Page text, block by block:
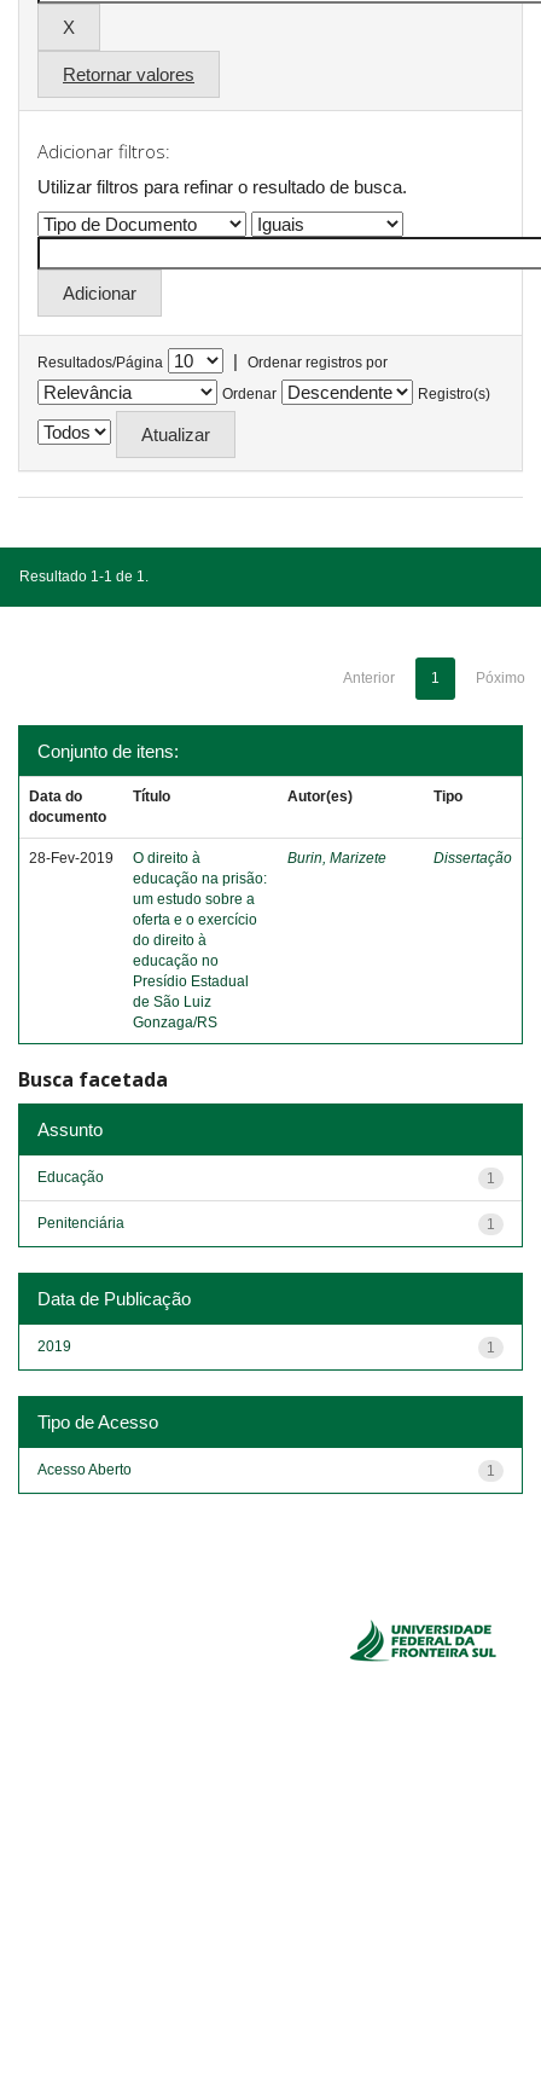
Retornar valores
Adicionar filtros:
Utilizar filtros para refinar o resultado de busca.
Resultados/Página |
Ordenar registros por
Ordenar
Registro(s)
Resultado 1-1 de 1.
Anterior 1 Póximo
Conjunto de itens:
Data do
documento
Título Autor(es) Tipo
28-Fev-2019
O direito à
educação na prisão:
um estudo sobre a
oferta e o exercício
do direito à
educação no
Presídio Estadual
de São Luiz
Gonzaga/RS
Burin, Marizete Dissertação
Busca facetada
Assunto
1
Educação
1
Penitenciária
Data de Publicação
1
2019
Tipo de Acesso
1
Acesso Aberto